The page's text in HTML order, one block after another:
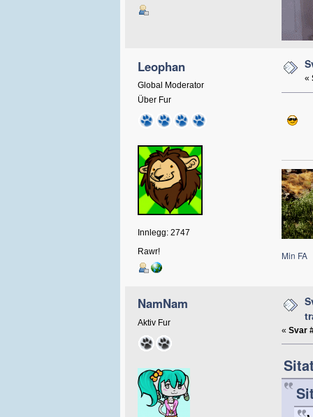
Leophan
Global Moderator
Über Fur
Innlegg: 2747
Rawr!
«
Min FA
NamNam
Aktiv Fur
« Svar